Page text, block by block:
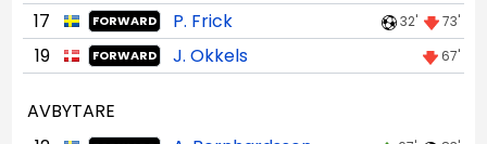
17 FORWARD P. Frick 32' 73'
19 FORWARD J. Okkels 67'
AVBYTARE